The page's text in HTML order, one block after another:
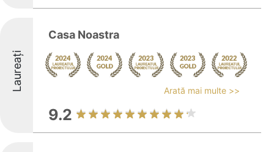
Laureați
Casa Noastra
Arată mai multe >>
9.2